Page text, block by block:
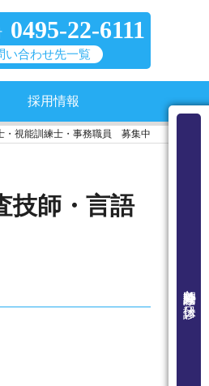
0495-22-6111
い合わせ先一覧
採用情報
・視能訓練士・事務職員 募集中
外来診療時間と休診日
技師・言語